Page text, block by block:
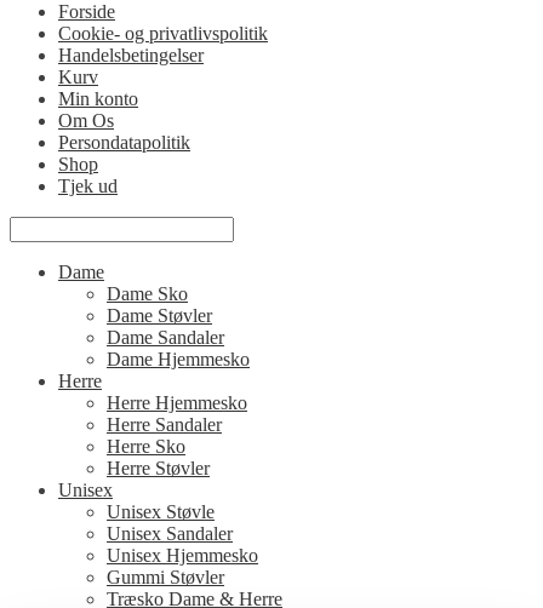
Forside
Cookie- og privatlivspolitik
Handelsbetingelser
Kurv
Min konto
Om Os
Persondatapolitik
Shop
Tjek ud
Dame
Dame Sko
Dame Støvler
Dame Sandaler
Dame Hjemmesko
Herre
Herre Hjemmesko
Herre Sandaler
Herre Sko
Herre Støvler
Unisex
Unisex Støvle
Unisex Sandaler
Unisex Hjemmesko
Gummi Støvler
Træsko Dame & Herre